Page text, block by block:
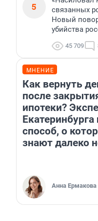
5
связанных
Новый
убийства
45 709
МНЕНИЕ
Как вернуть
после
ипотеки?
Екатеринбурга
способ, о
знают далеко
Анна Ермакова